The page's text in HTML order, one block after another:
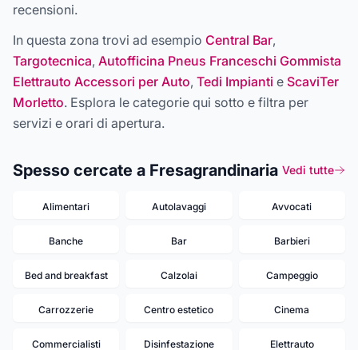
recensioni.
In questa zona trovi ad esempio Central Bar,
Targotecnica, Autofficina Pneus Franceschi Gommista
Elettrauto Accessori per Auto, Tedi Impianti e ScaviTer
Morletto. Esplora le categorie qui sotto e filtra per
servizi e orari di apertura.
Spesso cercate a Fresagrandinaria Vedi tutte
Alimentari Autolavaggi Avvocati
Banche Bar Barbieri
Bed and breakfast Calzolai Campeggio
Carrozzerie Centro estetico Cinema
Commercialisti Disinfestazione Elettrauto